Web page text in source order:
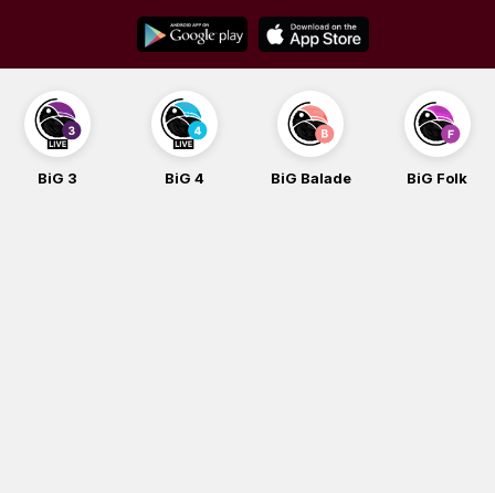
content
BiG 3 BiG 4 BiG Balade BiG Folk